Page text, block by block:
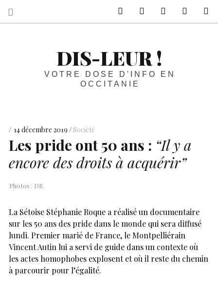
DIS-LEUR !
VOTRE DOSE D'INFO EN
OCCITANIE
14 décembre 2019 Société
Les pride ont 50 ans : “Il y a
encore des droits à acquérir”
Photos : DR.
La Sétoise Stéphanie Roque a réalisé un documentaire
sur les 50 ans des pride dans le monde qui sera diffusé
lundi. Premier marié de France, le Montpelliérain
Vincent Autin lui a servi de guide dans un contexte où
les actes homophobes explosent et où il reste du chemin
à parcourir pour l’égalité.